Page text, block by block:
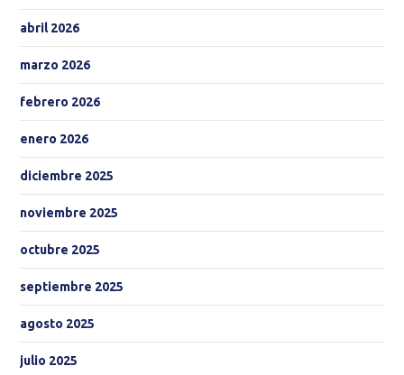
abril 2026
marzo 2026
febrero 2026
enero 2026
diciembre 2025
noviembre 2025
octubre 2025
septiembre 2025
agosto 2025
julio 2025